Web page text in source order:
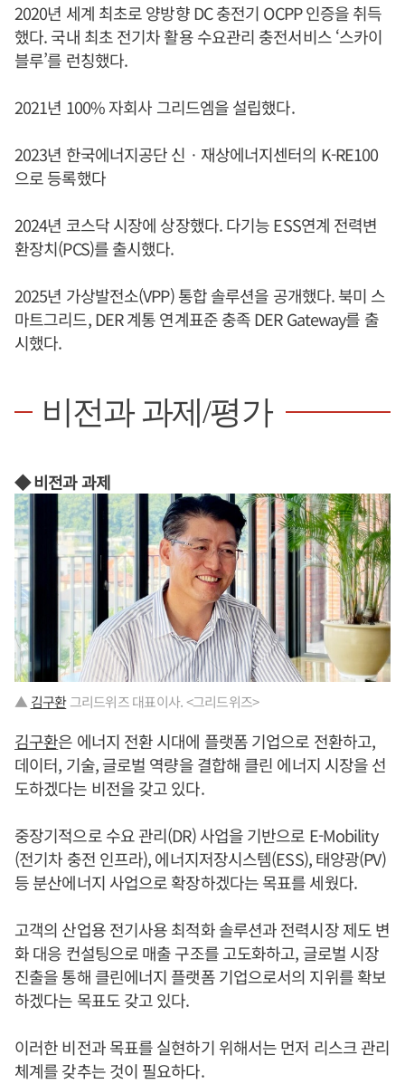
2020년 세계 최초로 양방향 DC 충전기 OCPP 인증을 취득
했다. 국내 최초 전기차 활용 수요관리 충전서비스 ‘스카이
블루’를 런칭했다.
2021년 100% 자회사 그리드엠을 설립했다.
2023년 한국에너지공단 신ㆍ재상에너지센터의 K-RE100
으로 등록했다
2024년 코스닥 시장에 상장했다. 다기능 ESS연계 전력변
환장치(PCS)를 출시했다.
2025년 가상발전소(VPP) 통합 솔루션을 공개했다. 북미 스
마트그리드, DER 계통 연계표준 충족 DER Gateway를 출
시했다.
비전과 과제/평가
◆ 비전과 과제
▲김구환그리드위즈 대표이사. <그리드위즈>
김구환은 에너지 전환 시대에 플랫폼 기업으로 전환하고,
데이터, 기술, 글로벌 역량을 결합해 클린 에너지 시장을 선
도하겠다는 비전을 갖고 있다.
중장기적으로 수요 관리(DR) 사업을 기반으로 E-Mobility
(전기차 충전 인프라), 에너지저장시스템(ESS), 태양광(PV)
등 분산에너지 사업으로 확장하겠다는 목표를 세웠다.
고객의 산업용 전기사용 최적화 솔루션과 전력시장 제도 변
화 대응 컨설팅으로 매출 구조를 고도화하고, 글로벌 시장
진출을 통해 클린에너지 플랫폼 기업으로서의 지위를 확보
하겠다는 목표도 갖고 있다.
이러한 비전과 목표를 실현하기 위해서는 먼저 리스크 관리
체계를 갖추는 것이 필요하다.